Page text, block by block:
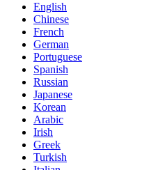
English
Chinese
French
German
Portuguese
Spanish
Russian
Japanese
Korean
Arabic
Irish
Greek
Turkish